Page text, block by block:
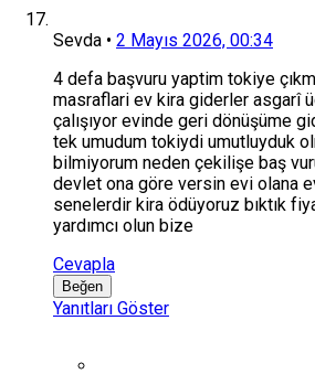
Sevda • 2 Mayıs 2026, 00:34
4 defa başvuru yaptim tokiye
masraflari ev kira giderler asgarî
çalışıyor evinde geri dönüşüme
tek umudum tokiydi umutluyduk
bilmiyorum neden çekilişe baş
devlet ona göre versin evi olana
senelerdir kira ödüyoruz bıktık
yardımcı olun bize
Cevapla
Beğen
Yanıtları Göster